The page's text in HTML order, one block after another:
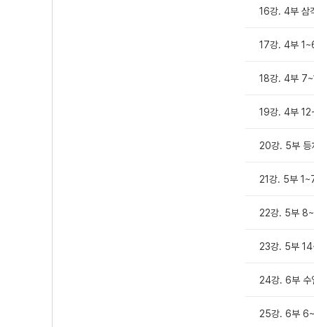
16강. 4부 삼
17강. 4부
18강. 4부
19강. 4부
20강. 5부 등
21강. 5부
22강. 5부
23강. 5부
24강. 6부 수
25강. 6부